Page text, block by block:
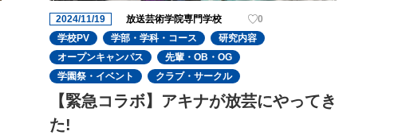
2024/11/19 放送芸術学院専門学校
0
学校PV
学部・学科・コース
研究内容
オープンキャンパス
先輩・OB・OG
学園祭・イベント
クラブ・サークル
【緊急コラボ】アキナが放芸にやってき
た!